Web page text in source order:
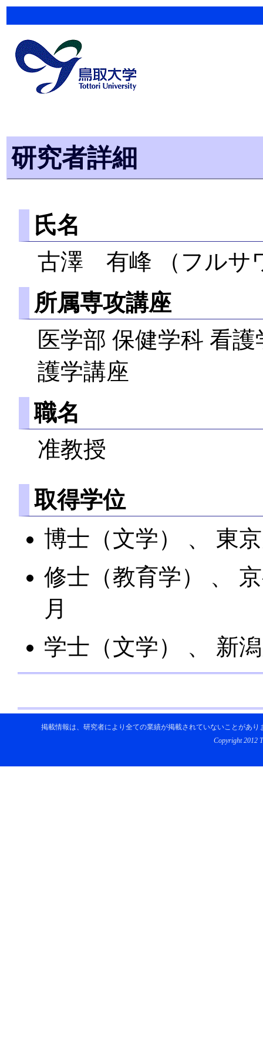
研究者詳細
氏名
古澤 有峰 （フル
所属専攻講座
医学部 保健学科 看
護学講座
職名
准教授
取得学位
博士（文学） 、 東
修士（教育学） 、
月
学士（文学） 、 新
掲載情報は、研究者により全ての業績が掲載されていないことがあり
Copyright 2012